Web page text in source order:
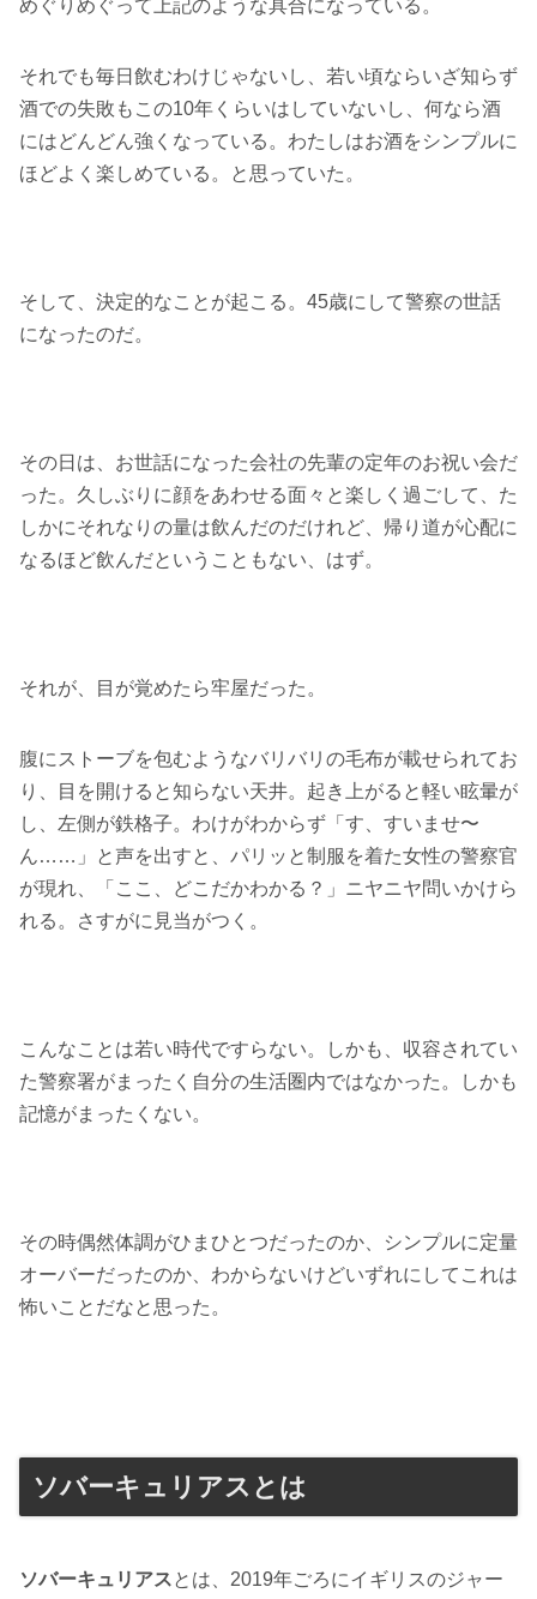
めぐりめぐって上記のような具合になっている。
それでも毎日飲むわけじゃないし、若い頃ならいざ知らず
酒での失敗もこの10年くらいはしていないし、何なら酒
にはどんどん強くなっている。わたしはお酒をシンプルに
ほどよく楽しめている。と思っていた。
そして、決定的なことが起こる。45歳にして警察の世話
になったのだ。
その日は、お世話になった会社の先輩の定年のお祝い会だ
った。久しぶりに顔をあわせる面々と楽しく過ごして、た
しかにそれなりの量は飲んだのだけれど、帰り道が心配に
なるほど飲んだということもない、はず。
それが、目が覚めたら牢屋だった。
腹にストーブを包むようなバリバリの毛布が載せられてお
り、目を開けると知らない天井。起き上がると軽い眩暈が
し、左側が鉄格子。わけがわからず「す、すいませ〜
ん……」と声を出すと、パリッと制服を着た女性の警察官
が現れ、「ここ、どこだかわかる？」ニヤニヤ問いかけら
れる。さすがに見当がつく。
こんなことは若い時代ですらない。しかも、収容されてい
た警察署がまったく自分の生活圏内ではなかった。しかも
記憶がまったくない。
その時偶然体調がひまひとつだったのか、シンプルに定量
オーバーだったのか、わからないけどいずれにしてこれは
怖いことだなと思った。
ソバーキュリアスとは
ソバーキュリアスとは、2019年ごろにイギリスのジャー